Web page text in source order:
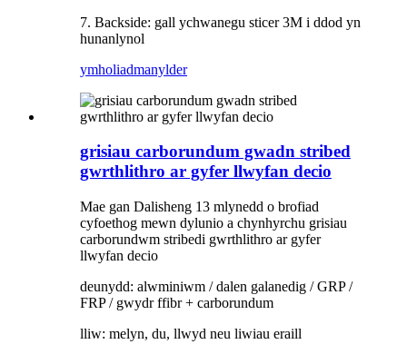
7. Backside: gall ychwanegu sticer 3M i ddod yn
hunanlynol
ymholiadmanylder
grisiau carborundum gwadn stribed
gwrthlithro ar gyfer llwyfan decio
Mae gan Dalisheng 13 mlynedd o brofiad
cyfoethog mewn dylunio a chynhyrchu grisiau
carborundwm stribedi gwrthlithro ar gyfer
llwyfan decio
deunydd: alwminiwm / dalen galanedig / GRP /
FRP / gwydr ffibr + carborundum
lliw: melyn, du, llwyd neu liwiau eraill